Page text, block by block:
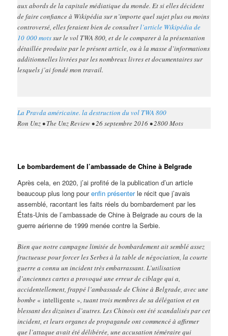
aux abords de la capitale médiatique du monde. Et si elles décident
de faire confiance à Wikipédia sur n’importe quel sujet plus ou moins
controversé, elles feraient bien de consulterl’article Wikipédia de
10 000 motssur le vol TWA 800, et de le comparer à la présentation
détaillée produite par le présent article, ou à la masse d’informations
additionnelles livrées par les nombreux livres et documentaires sur
lesquels j’ai fondé mon travail.
La Pravda américaine. la destruction du vol TWA 800
Ron Unz • The Unz Review • 26 septembre 2016 • 2800 Mots
Le bombardement de l’ambassade de Chine à Belgrade
Après cela, en 2020, j’ai profité de la publication d’un article
beaucoup plus long pourenfin présenterle récit que j’avais
assemblé, racontant les faits réels du bombardement par les
États-Unis de l’ambassade de Chine à Belgrade au cours de la
guerre aérienne de 1999 menée contre la Serbie.
Bien que notre campagne limitée de bombardement ait semblé assez
fructueuse pour forcer les Serbes à la table de négociation, la courte
guerre a connu un incident très embarrassant. L’utilisation
d’anciennes cartes a provoqué une erreur de ciblage qui a,
accidentellement, frappé l’ambassade de Chine à Belgrade, avec une
bombe « intelligente », tuant trois membres de sa délégation et en
blessant des dizaines d’autres. Les Chinois ont été scandalisés par cet
incident, et leurs organes de propagande ont commencé à affirmer
que l’attaque avait été délibérée, une accusation téméraire qui